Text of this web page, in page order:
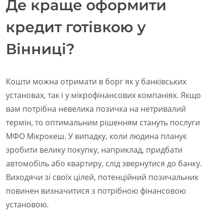
Де краще оформити
кредит готівкою у
Вінниці?
Кошти можна отримати в борг як у банківських
установах, так і у мікрофінансових компаніях. Якщо
вам потрібна невелика позичка на нетривалий
термін, то оптимальним рішенням стануть послуги
МФО Мікрокеш. У випадку, коли людина планує
зробити велику покупку, наприклад, придбати
автомобіль або квартиру, слід звернутися до банку.
Виходячи зі своїх цілей, потенційний позичальник
повинен визначитися з потрібною фінансовою
установою.